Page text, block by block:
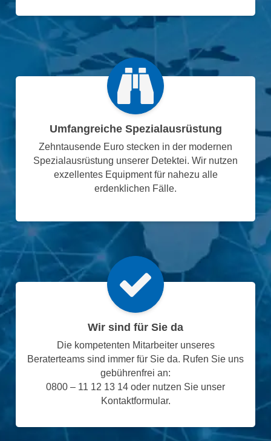
Umfangreiche Spezialausrüstung
Zehntausende Euro stecken in der modernen
Spezialausrüstung unserer Detektei. Wir nutzen
exzellentes Equipment für nahezu alle
erdenklichen Fälle.
Wir sind für Sie da
Die kompetenten Mitarbeiter unseres
Beraterteams sind immer für Sie da. Rufen Sie uns
gebührenfrei an:
0800 – 11 12 13 14 oder nutzen Sie unser
Kontaktformular.